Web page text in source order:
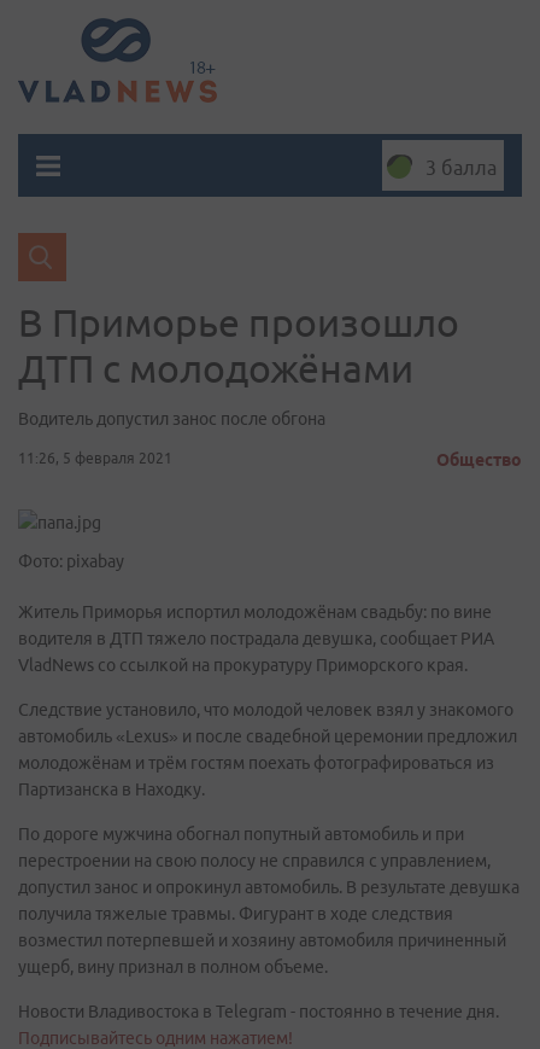
3 балла
В Приморье произошло
ДТП с молодожёнами
Водитель допустил занос после обгона
11:26, 5 февраля 2021 Общество
Фото: pixabay
Житель Приморья испортил молодожёнам свадьбу: по вине
водителя в ДТП тяжело пострадала девушка, сообщает РИА
VladNews со ссылкой на прокуратуру Приморского края.
Следствие установило, что молодой человек взял у знакомого
автомобиль «Lexus» и после свадебной церемонии предложил
молодожёнам и трём гостям поехать фотографироваться из
Партизанска в Находку.
По дороге мужчина обогнал попутный автомобиль и при
перестроении на свою полосу не справился с управлением,
допустил занос и опрокинул автомобиль. В результате девушка
получила тяжелые травмы. Фигурант в ходе следствия
возместил потерпевшей и хозяину автомобиля причиненный
ущерб, вину признал в полном объеме.
Новости Владивостока в Telegram - постоянно в течение дня.
Подписывайтесь одним нажатием!